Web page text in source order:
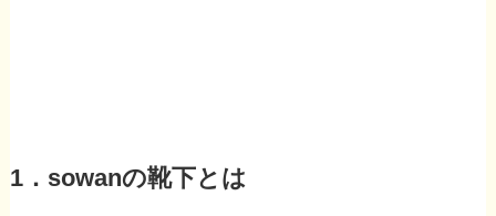
1．sowanの靴下とは